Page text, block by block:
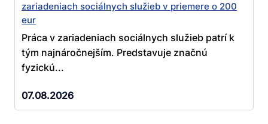
zariadeniach sociálnych služieb v priemere o 200
eur
Práca v zariadeniach sociálnych služieb patrí k
tým najnáročnejším. Predstavuje značnú
fyzickú...
07.08.2026